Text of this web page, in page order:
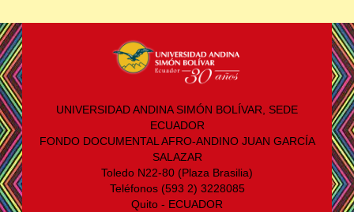
UNIVERSIDAD ANDINA SIMÓN BOLÍVAR, SEDE
ECUADOR
FONDO DOCUMENTAL AFRO-ANDINO JUAN GARCÍA
SALAZAR
Toledo N22-80 (Plaza Brasilia)
Teléfonos (593 2) 3228085
Quito - ECUADOR